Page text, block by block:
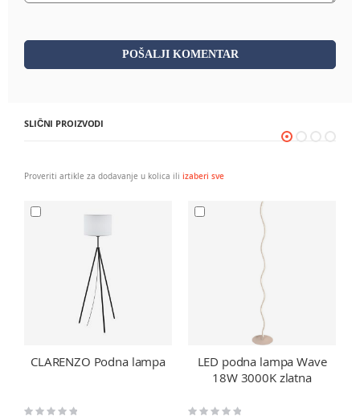
POŠALJI KOMENTAR
SLIČNI PROIZVODI
Proveriti artikle za dodavanje u kolica ili izaberi sve
CLARENZO Podna lampa
Rating:
LED podna lampa Wave
18W 3000K zlatna
Rating: